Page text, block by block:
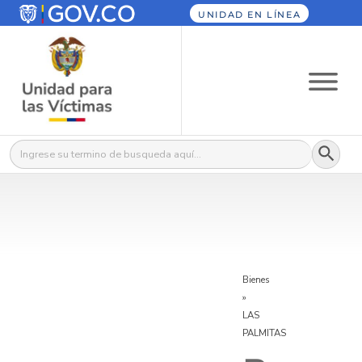
UNIDAD EN LÍNEA
Buscar: Botón
Bienes
»
LAS
PALMITAS